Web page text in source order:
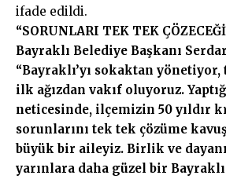
ifade edildi.
“SORUNLARI TEK TEK
Bayraklı Belediye Başkanı
“Bayraklı’yı sokaktan
ilk ağızdan vakıf oluyoruz.
neticesinde, ilçemizin 50 yıldır
sorunlarını tek tek çözüme
büyük bir aileyiz. Birlik ve
yarınlara daha güzel bir Bayraklı